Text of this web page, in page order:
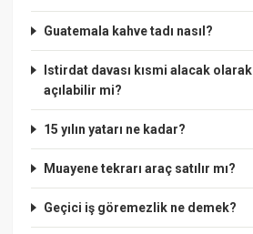
Guatemala kahve tadı nasıl?
Istirdat davası kısmi alacak olarak
açılabilir mi?
15 yılın yatarı ne kadar?
Muayene tekrarı araç satılır mı?
Geçici iş göremezlik ne demek?